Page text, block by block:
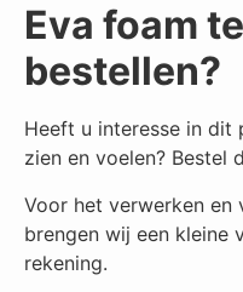
Eva foam
bestellen?
Heeft u interesse in dit
zien en voelen? Bestel
Voor het verwerken en
brengen wij een kleine
rekening.